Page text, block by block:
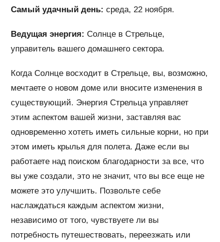
Самый удачный день: среда, 22 ноября.
Ведущая энергия: Солнце в Стрельце,
управитель вашего домашнего сектора.
Когда Солнце восходит в Стрельце, вы, возможно,
мечтаете о новом доме или вносите изменения в
существующий. Энергия Стрельца управляет
этим аспектом вашей жизни, заставляя вас
одновременно хотеть иметь сильные корни, но при
этом иметь крылья для полета. Даже если вы
работаете над поиском благодарности за все, что
вы уже создали, это не значит, что вы все еще не
можете это улучшить. Позвольте себе
наслаждаться каждым аспектом жизни,
независимо от того, чувствуете ли вы
потребность путешествовать, переезжать или